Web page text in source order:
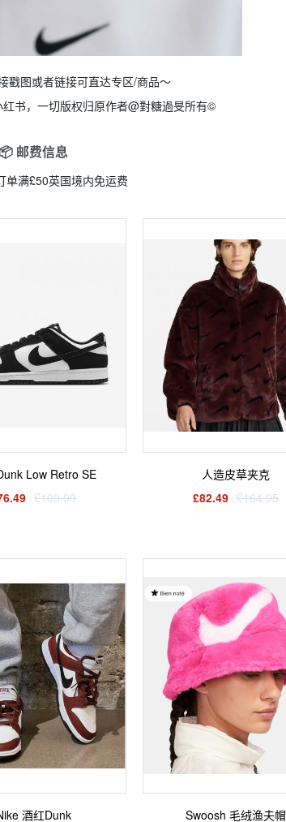
戳图或者链接可直达专区/商品～
书，一切版权归原作者@對糖過旻所有©
📦 邮费信息
单满£50英国境内免运费
Low Retro SE
£109.99
人造皮草夹克
£82.49 £164.95
Nike 酒红Dunk
Swoosh 毛绒渔夫帽